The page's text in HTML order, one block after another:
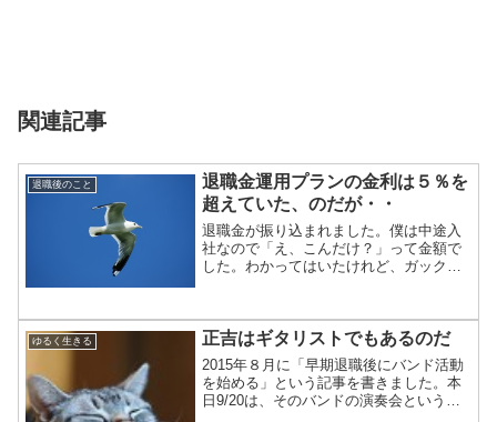
関連記事
退職後のこと
退職金運用プランの金利は５％を
超えていた、のだが・・
退職金が振り込まれました。僕は中途入
社なので「え、こんだけ？」って金額で
した。わかってはいたけれど、ガックリ
運用を考えなきゃ。■「退職金を運用す
る」の記事に書...
ゆるく生きる 正吉はギタリストでもあるのだ
2015年８月に「早期退職後にバンド活動
を始める」という記事を書きました。本
日9/20は、そのバンドの演奏会という